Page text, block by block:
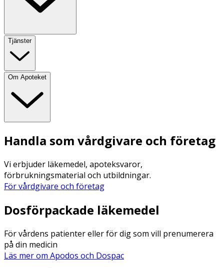
Tjänster
Om Apoteket
Handla som vårdgivare och företag
Vi erbjuder läkemedel, apoteksvaror,
förbrukningsmaterial och utbildningar.
För vårdgivare och företag
Dosförpackade läkemedel
För vårdens patienter eller för dig som vill prenumerera
på din medicin
Läs mer om Apodos och Dospac